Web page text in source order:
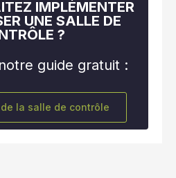
IMPLÉMENTER
UNE SALLE DE
?
guide gratuit :
la salle de contrôle